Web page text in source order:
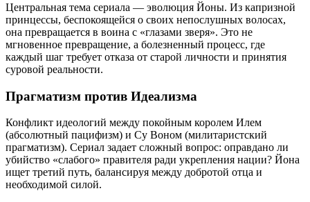
Центральная тема сериала — эволюция Йоны. Из капризной
принцессы, беспокоящейся о своих непослушных волосах,
она превращается в воина с «глазами зверя». Это не
мгновенное превращение, а болезненный процесс, где
каждый шаг требует отказа от старой личности и принятия
суровой реальности.
Прагматизм против Идеализма
Конфликт идеологий между покойным королем Илем
(абсолютный пацифизм) и Су Воном (милитаристский
прагматизм). Сериал задает сложный вопрос: оправдано ли
убийство «слабого» правителя ради укрепления нации? Йона
ищет третий путь, балансируя между добротой отца и
необходимой силой.